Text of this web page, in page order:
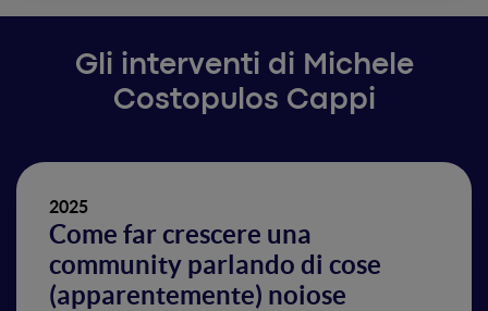
Gli interventi di Michele
Costopulos Cappi
2025
Come far crescere una
community parlando di cose
(apparentemente) noiose